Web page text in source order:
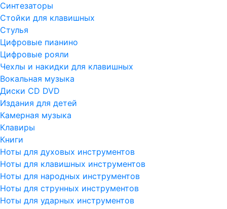
Синтезаторы
Стойки для клавишных
Стулья
Цифровые пианино
Цифровые рояли
Чехлы и накидки для клавишных
Вокальная музыка
Диски CD DVD
Издания для детей
Камерная музыка
Клавиры
Книги
Ноты для духовых инструментов
Ноты для клавишных инструментов
Ноты для народных инструментов
Ноты для струнных инструментов
Ноты для ударных инструментов